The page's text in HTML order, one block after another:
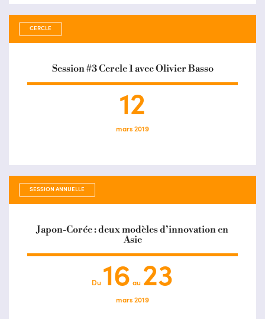
CERCLE
Session #3 Cercle 1 avec Olivier Basso
12
mars 2019
SESSION ANNUELLE
Japon-Corée : deux modèles d’innovation en
Asie
Du 16 au 23
mars 2019